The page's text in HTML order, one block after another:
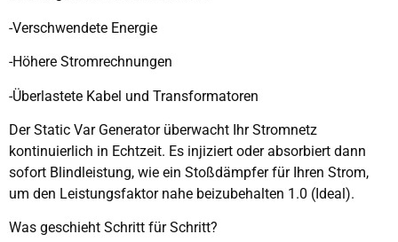
-Verschwendete Energie
-Höhere Stromrechnungen
-Überlastete Kabel und Transformatoren
Der Static Var Generator überwacht Ihr Stromnetz
kontinuierlich in Echtzeit. Es injiziert oder absorbiert dann
sofort Blindleistung, wie ein Stoßdämpfer für Ihren Strom,
um den Leistungsfaktor nahe beizubehalten 1.0 (Ideal).
Was geschieht Schritt für Schritt?